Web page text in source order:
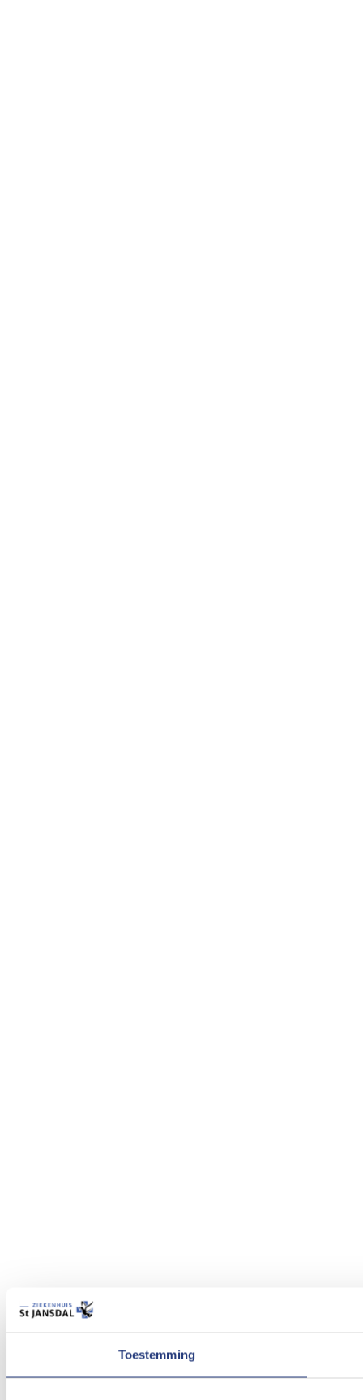
Toestemming